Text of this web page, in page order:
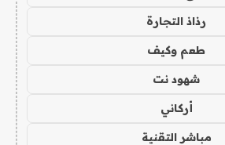
رذاذ التجارة
طعم وكيف
شهود نت
أركاني
مباشر التقنية